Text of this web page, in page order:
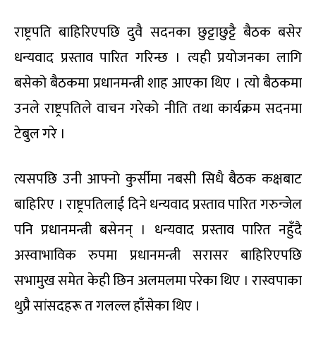
राष्ट्रपति बाहिरिएपछि दुवै सदनका छुट्टाछुट्टै बैठक बसेर
धन्यवाद प्रस्ताव पारित गरिन्छ । त्यही प्रयोजनका लागि
बसेको बैठकमा प्रधानमन्त्री शाह आएका थिए । त्यो बैठकमा
उनले राष्ट्रपतिले वाचन गरेको नीति तथा कार्यक्रम सदनमा
टेबुल गरे ।
त्यसपछि उनी आफ्नो कुर्सीमा नबसी सिधै बैठक कक्षबाट
बाहिरिए । राष्ट्रपतिलाई दिने धन्यवाद प्रस्ताव पारित गरुन्जेल
पनि प्रधानमन्त्री बसेनन् । धन्यवाद प्रस्ताव पारित नहुँदै
अस्वाभाविक रुपमा प्रधानमन्त्री सरासर बाहिरिएपछि
सभामुख समेत केही छिन अलमलमा परेका थिए । रास्वपाका
थुप्रै सांसदहरू त गलल्ल हाँसेका थिए ।